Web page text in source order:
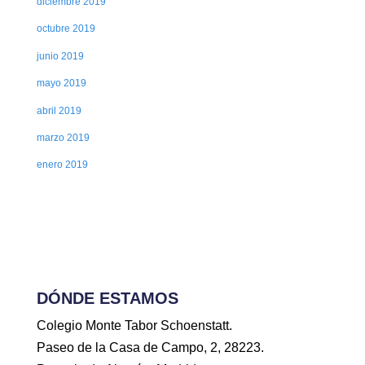
octubre 2019
junio 2019
mayo 2019
abril 2019
marzo 2019
enero 2019
DÓNDE ESTAMOS
Colegio Monte Tabor Schoenstatt.
Paseo de la Casa de Campo, 2, 28223.